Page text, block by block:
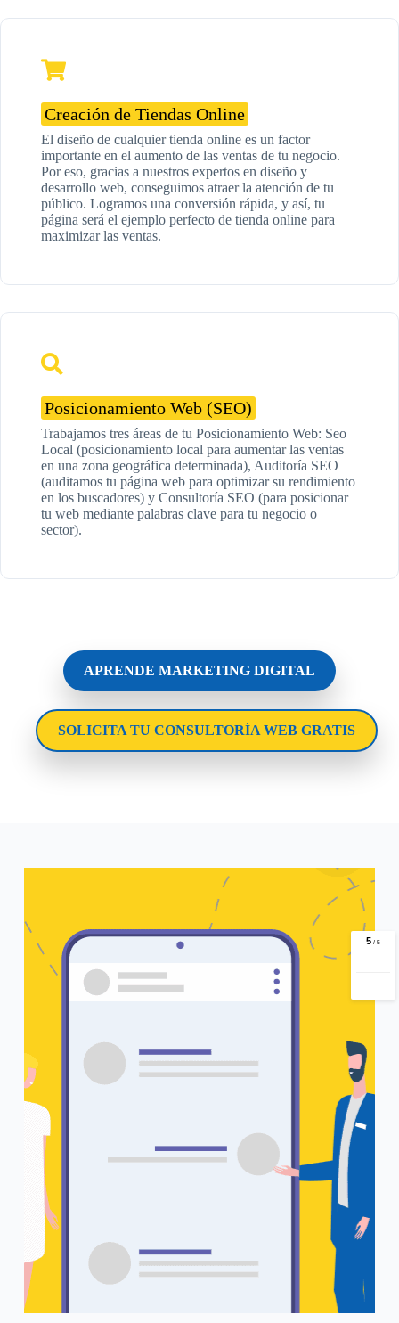
Creación de Tiendas Online
El diseño de cualquier tienda online es un factor
importante en el aumento de las ventas de tu negocio.
Por eso, gracias a nuestros expertos en diseño y
desarrollo web, conseguimos atraer la atención de tu
público. Logramos una conversión rápida, y así, tu
página será el ejemplo perfecto de tienda online para
maximizar las ventas.
Posicionamiento Web (SEO)
Trabajamos tres áreas de tu Posicionamiento Web: Seo
Local (posicionamiento local para aumentar las ventas
en una zona geográfica determinada), Auditoría SEO
(auditamos tu página web para optimizar su rendimiento
en los buscadores) y Consultoría SEO (para posicionar
tu web mediante palabras clave para tu negocio o
sector).
APRENDE MARKETING DIGITAL
SOLICITA TU CONSULTORÍA WEB GRATIS